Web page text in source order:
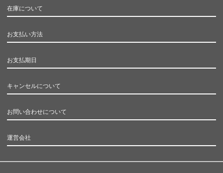
在庫について
お支払い方法
お支払期日
キャンセルについて
お問い合わせについて
運営会社